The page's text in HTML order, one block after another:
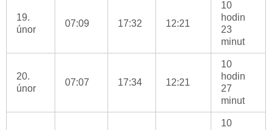
19.
únor
07:09 17:32 12:21
10
hodin
23
minut
20.
únor
07:07 17:34 12:21
10
hodin
27
minut
10